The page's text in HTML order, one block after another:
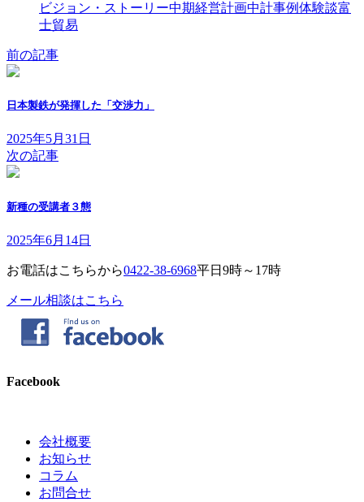
ビジョン・ストーリー中期経営計画中計事例体験談富
士貿易
前の記事
日本製鉄が発揮した「交渉力」
2025年5月31日
次の記事
新種の受講者３態
2025年6月14日
お電話はこちらから0422-38-6968平日9時～17時
メール相談はこちら
Facebook
会社概要
お知らせ
コラム
お問合せ